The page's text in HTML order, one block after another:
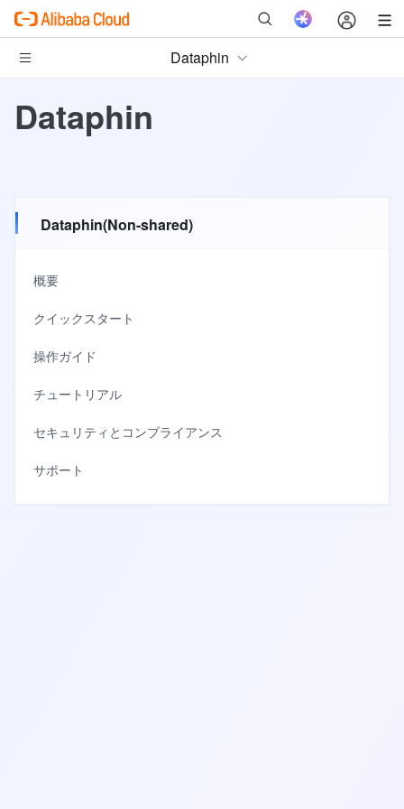
Dataphin
Dataphin
Dataphin(Non-shared)
概要
クイックスタート
操作ガイド
チュートリアル
セキュリティとコンプライアンス
サポート